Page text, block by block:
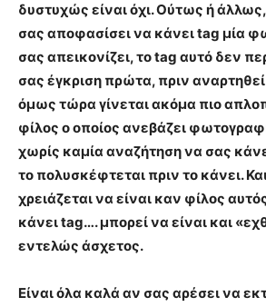
δυστυχώς είναι όχι. Ούτως ή
σας αποφασίσει να κάνει tag μία
σας απεικονίζει, το tag αυτό δεν
σας έγκριση πρώτα, πριν
όμως τώρα γίνεται ακόμα πιο
φίλος ο οποίος ανεβάζει
χωρίς καμία αναζήτηση να σας
το πολυσκέφτεται πριν το κάνει.
χρειάζεται να είναι καν φίλος
κάνει tag…. μπορεί να είναι και
εντελώς άσχετος.
Είναι όλα καλά αν σας αρέσει να